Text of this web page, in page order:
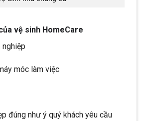
vệ sinh HomeCare
nghiệp
móc làm việc
đúng như ý quý khách yêu cầu